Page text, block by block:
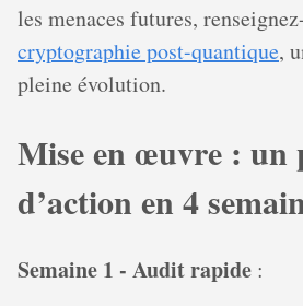
les menaces futures,
cryptographie post-quantique,
pleine évolution.
Mise en œuvre : un
d’action en 4
Semaine 1 - Audit rapide :